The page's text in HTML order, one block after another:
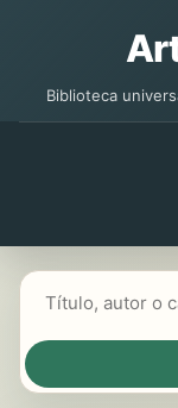
Biblioteca